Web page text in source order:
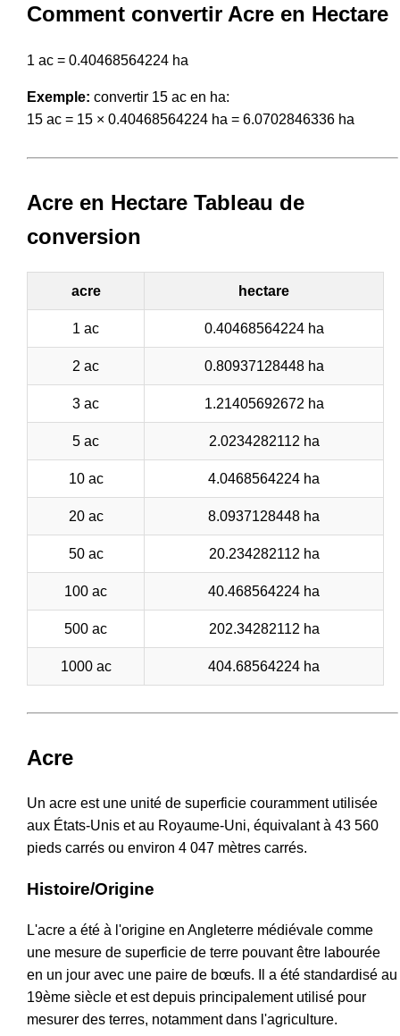
Comment convertir Acre en Hectare
1 ac = 0.40468564224 ha
Exemple: convertir 15 ac en ha:
15 ac = 15 × 0.40468564224 ha = 6.0702846336 ha
Acre en Hectare Tableau de
conversion
acre hectare
1 ac 0.40468564224 ha
2 ac 0.80937128448 ha
3 ac 1.21405692672 ha
5 ac 2.0234282112 ha
10 ac 4.0468564224 ha
20 ac 8.0937128448 ha
50 ac 20.234282112 ha
100 ac 40.468564224 ha
500 ac 202.34282112 ha
1000 ac 404.68564224 ha
Acre
Un acre est une unité de superficie couramment utilisée
aux États-Unis et au Royaume-Uni, équivalant à 43 560
pieds carrés ou environ 4 047 mètres carrés.
Histoire/Origine
L'acre a été à l'origine en Angleterre médiévale comme
une mesure de superficie de terre pouvant être labourée
en un jour avec une paire de bœufs. Il a été standardisé au
19ème siècle et est depuis principalement utilisé pour
mesurer des terres, notamment dans l'agriculture.